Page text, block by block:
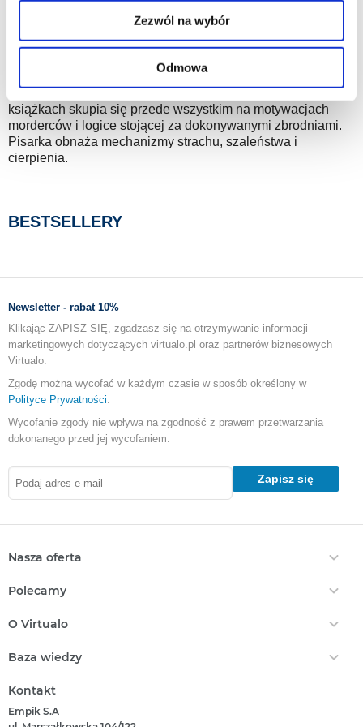
osobowych, w tym o przysługujących Ci uprawnieniach,
znajdziesz w naszejPolityce prywatności.
Zezwól na wybór
Odmowa
Karin Fossum to norweska królowa zbrodni. Największą
popularność przyniosła jej seria kryminałów o inspektorze
Sejerze. Przetłumaczono ją na kilkanaście języków, a
wybrane części otrzymały nagrodę za najlepszą powieść
kryminalną w krajach skandynawskich. Autorka w swoich
książkach skupia się przede wszystkim na motywacjach
morderców i logice stojącej za dokonywanymi zbrodniami.
Pisarka obnaża mechanizmy strachu, szaleństwa i
cierpienia.
BESTSELLERY
Newsletter - rabat 10%
Klikając ZAPISZ SIĘ, zgadzasz się na otrzymywanie informacji
marketingowych dotyczących virtualo.pl oraz partnerów biznesowych
Virtualo.
Zgodę można wycofać w każdym czasie w sposób określony w
Polityce Prywatności.
Wycofanie zgody nie wpływa na zgodność z prawem przetwarzania
dokonanego przed jej wycofaniem.
Zapisz się
Nasza oferta
Audiobooki
EPrasa
Podaruj Prezent
Polecamy
Nasze Ceny
Nowości
O Virtualo
Regulamin Zakupów
Regulamin Punktów
Polityka Prywatności
Baza wiedzy
Który Czytnik Wybrać?
Kontakt
Empik S.A